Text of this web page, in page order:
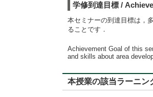
学修到達目標 /
本セミナーの到達目標は，
ることです．
Achievement Goal of this
and skills about area
本授業の該当ラーニ